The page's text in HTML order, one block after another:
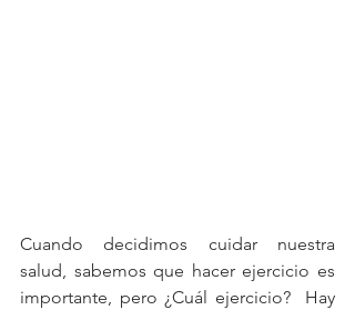
Cuando decidimos cuidar nuestra
salud, sabemos que hacer ejercicio es
importante, pero ¿Cuál ejercicio?  Hay